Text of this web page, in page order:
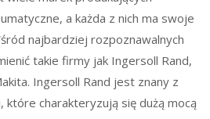
a każda z nich ma swoje
najbardziej rozpoznawalnych
takie firmy jak Ingersoll Rand,
Ingersoll Rand jest znany z
które charakteryzują się dużą mocą